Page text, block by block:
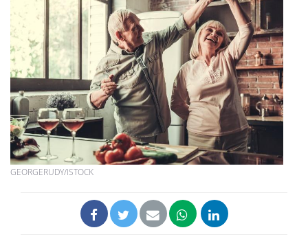
GEORGERUDY/ISTOCK